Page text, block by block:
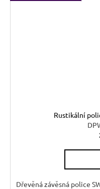
Rustikální
Dřevěná závěsná police